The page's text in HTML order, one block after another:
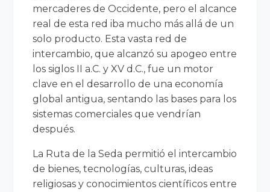
mercaderes de Occidente, pero el alcance
real de esta red iba mucho más allá de un
solo producto. Esta vasta red de
intercambio, que alcanzó su apogeo entre
los siglos II a.C. y XV d.C., fue un motor
clave en el desarrollo de una economía
global antigua, sentando las bases para los
sistemas comerciales que vendrían
después.
La Ruta de la Seda permitió el intercambio
de bienes, tecnologías, culturas, ideas
religiosas y conocimientos científicos entre